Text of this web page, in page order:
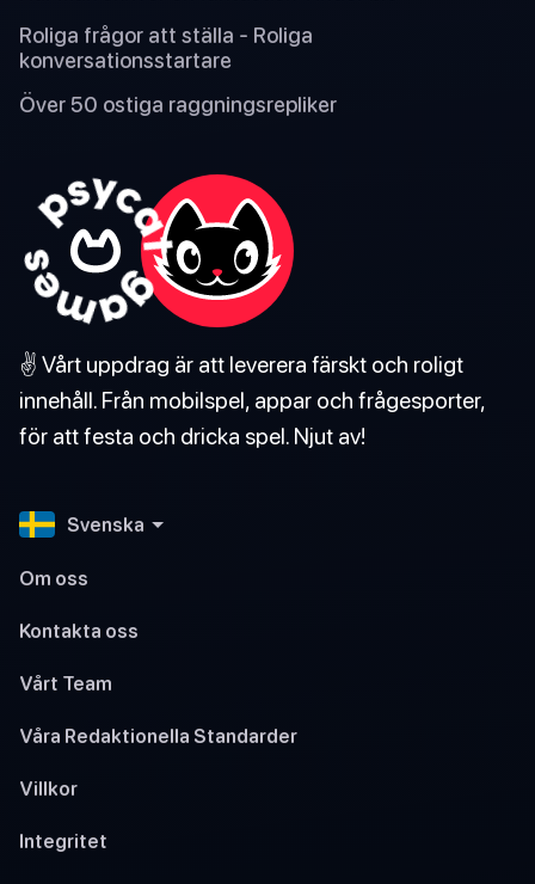
Roliga frågor att ställa - Roliga
konversationsstartare
Över 50 ostiga raggningsrepliker
✌️ Vårt uppdrag är att leverera färskt och roligt
innehåll. Från mobilspel, appar och frågesporter,
för att festa och dricka spel. Njut av!
Svenska
Om oss
Kontakta oss
Vårt Team
Våra Redaktionella Standarder
Villkor
Integritet